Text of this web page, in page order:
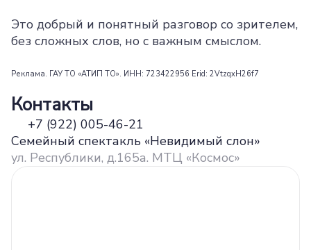
Это добрый и понятный разговор со зрителем,
без сложных слов, но с важным смыслом.
Реклама. ГАУ ТО «АТИП ТО». ИНН: 723422956 Erid: 2VtzqxH26f7
Контакты
+7 (922) 005-46-21
Семейный спектакль «Невидимый слон»
ул. Республики, д.165а. МТЦ «Космос»